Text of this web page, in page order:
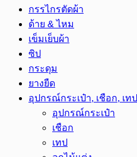
กรรไกรตัดผ้า
ด้าย & ไหม
เข็มเย็บผ้า
ซิป
กระดุม
ยางยืด
อุปกรณ์กระเป๋า, เชือก, เท
อุปกรณ์กระเป๋า
เชือก
เทป